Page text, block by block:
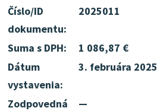
Číslo/ID
dokumentu:
2025011
Suma s DPH:
1 086,87 €
Dátum
vystavenia:
3. februára 2025
Zodpovedná
—